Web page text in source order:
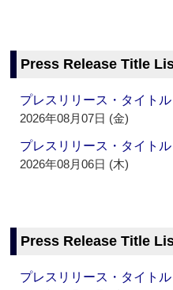
Press Release Title
プレスリリース・タイト
2026年08月07日 (金)
プレスリリース・タイト
2026年08月06日 (木)
Press Release Title
プレスリリース・タイト